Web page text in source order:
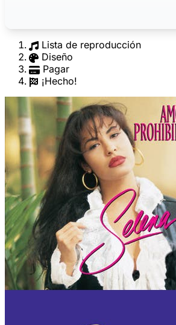
Lista de reproducción
Diseño
Pagar
¡Hecho!